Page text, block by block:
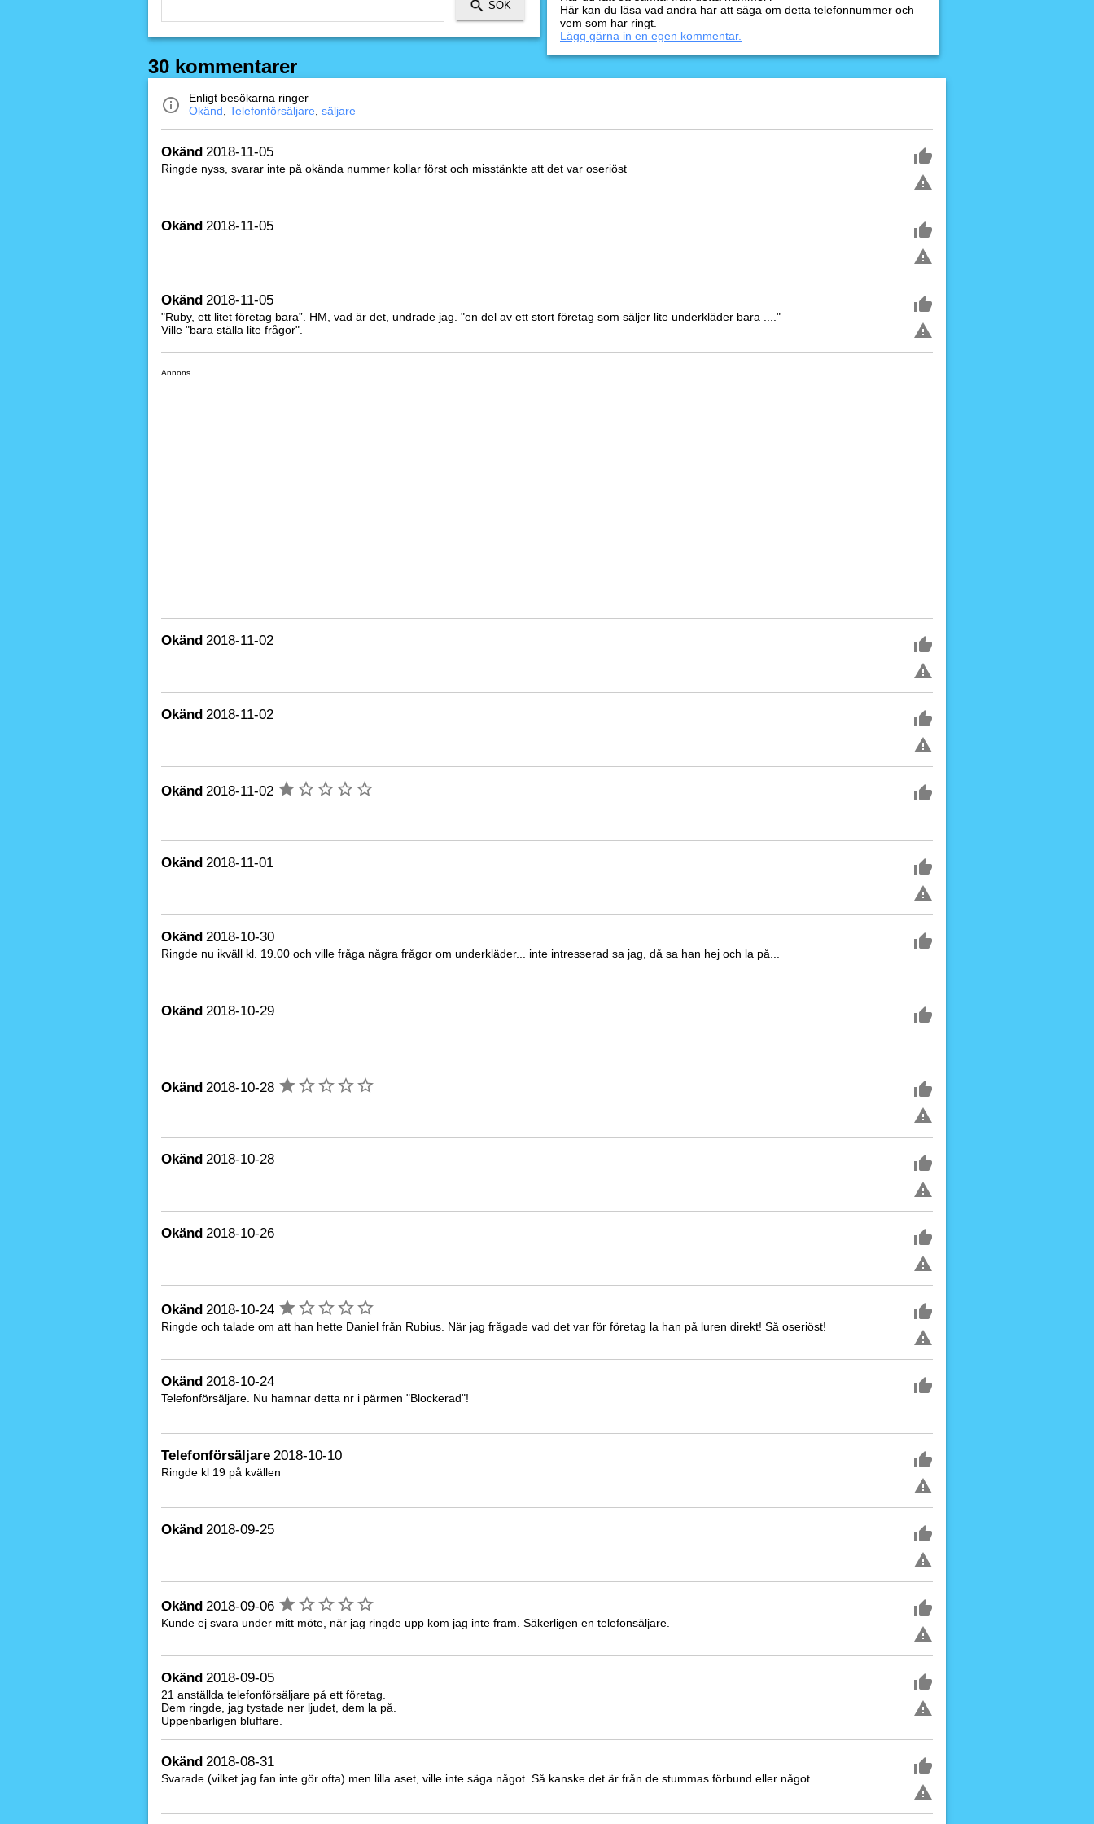
Här kan du läsa vad andra har att säga om detta telefonnummer och
vem som har ringt.
Lägg gärna in en egen kommentar.
30 kommentarer
Enligt besökarna ringer
Okänd Telefonförsäljare säljare
Okänd 2018-11-05
Ringde nyss, svarar inte på okända nummer kollar först och misstänkte att det var oseriöst
Okänd 2018-11-05
Okänd 2018-11-05
"Ruby, ett litet företag bara”. HM, vad är det, undrade jag. "en del av ett stort företag som säljer lite underkläder bara ...."
Ville "bara ställa lite frågor".
Annons
Okänd 2018-11-02
Okänd 2018-11-02
Okänd 2018-11-02
Okänd 2018-11-01
Okänd 2018-10-30
Ringde nu ikväll kl. 19.00 och ville fråga några frågor om underkläder... inte intresserad sa jag, då sa han hej och la på...
Okänd 2018-10-29
Okänd 2018-10-28
Okänd 2018-10-28
Okänd 2018-10-26
Okänd 2018-10-24
Ringde och talade om att han hette Daniel från Rubius. När jag frågade vad det var för företag la han på luren direkt! Så oseriöst!
Okänd 2018-10-24
Telefonförsäljare. Nu hamnar detta nr i pärmen "Blockerad"!
Telefonförsäljare 2018-10-10
Ringde kl 19 på kvällen
Okänd 2018-09-25
Okänd 2018-09-06
Kunde ej svara under mitt möte, när jag ringde upp kom jag inte fram. Säkerligen en telefonsäljare.
Okänd 2018-09-05
21 anställda telefonförsäljare på ett företag.
Dem ringde, jag tystade ner ljudet, dem la på.
Uppenbarligen bluffare.
Okänd 2018-08-31
Svarade (vilket jag fan inte gör ofta) men lilla aset, ville inte säga något. Så kanske det är från de stummas förbund eller något.....